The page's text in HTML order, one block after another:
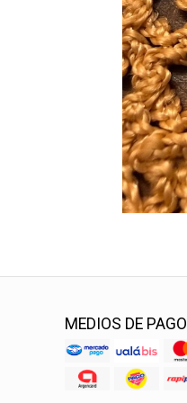
MEDIOS DE PAGO